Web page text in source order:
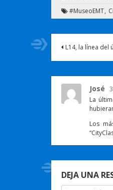
#MuseoEMT
L14, la línea del
José
La
Los
DEJA UNA